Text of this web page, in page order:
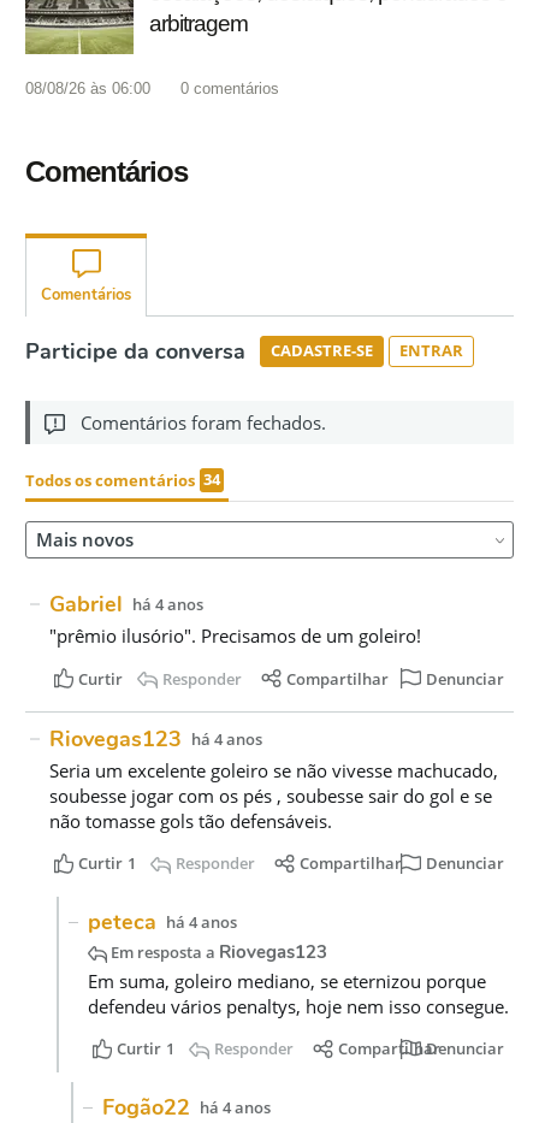
arbitragem
08/08/26 às 06:00 0 comentários
Comentários